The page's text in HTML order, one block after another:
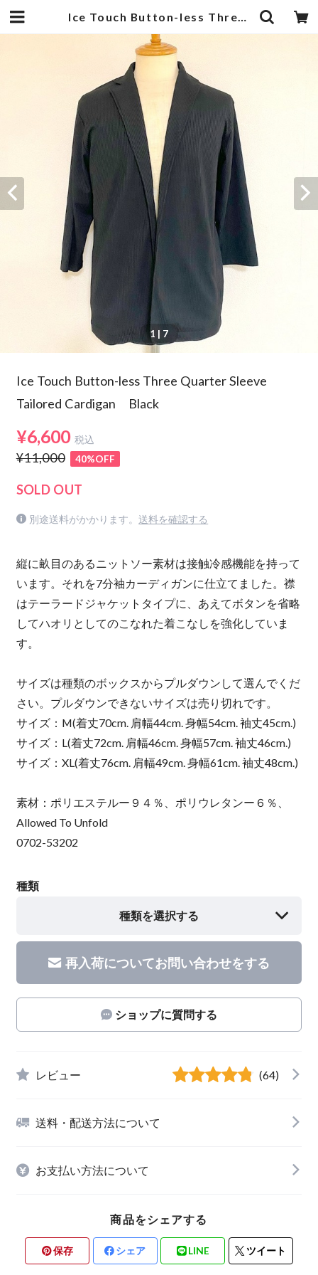
Ice Touch Button-less Three Quarter Sleeve Tailored Cardigan Black | 武蔵小杉のセレクトショップ【ナクール】-nakool-
1 | 7
Ice Touch Button-less Three Quarter Sleeve
Tailored Cardigan Black
¥6,600 税込
¥11,000 40%OFF
SOLD OUT
別途送料がかかります。 送料を確認する
縦に畝目のあるニットソー素材は接触冷感機能を持って
います。それを7分袖カーディガンに仕立てました。襟
はテーラードジャケットタイプに、あえてボタンを省略
してハオリとしてのこなれた着こなしを強化していま
す。
サイズは種類のボックスからプルダウンして選んでくだ
さい。プルダウンできないサイズは売り切れです。
サイズ：M(着丈70cm. 肩幅44cm. 身幅54cm. 袖丈45cm.)
サイズ：L(着丈72cm. 肩幅46cm. 身幅57cm. 袖丈46cm.)
サイズ：XL(着丈76cm. 肩幅49cm. 身幅61cm. 袖丈48cm.)
素材：ポリエステルー９４％、ポリウレタンー６％、
Allowed To Unfold
0702-53202
種類
種類を選択する
再入荷についてお問い合わせをする
ショップに質問する
レビュー (64)
送料・配送方法について
お支払い方法について
商品をシェアする
保存 シェア LINE ツイート